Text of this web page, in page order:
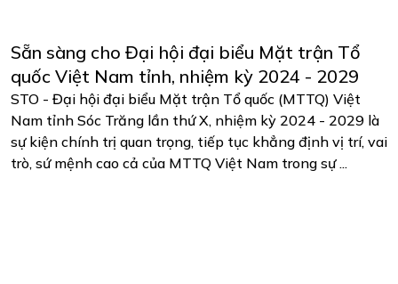
Sẵn sàng cho Đại hội đại biểu Mặt trận Tổ
quốc Việt Nam tỉnh, nhiệm kỳ 2024 - 2029
STO - Đại hội đại biểu Mặt trận Tổ quốc (MTTQ) Việt
Nam tỉnh Sóc Trăng lần thứ X, nhiệm kỳ 2024 - 2029 là
sự kiện chính trị quan trọng, tiếp tục khẳng định vị trí, vai
trò, sứ mệnh cao cả của MTTQ Việt Nam trong sự ...